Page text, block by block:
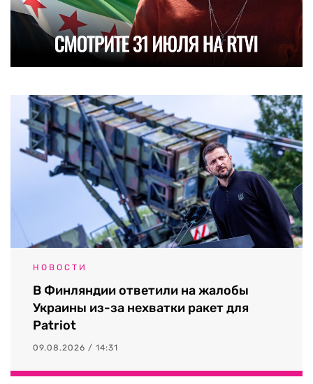
НОВОСТИ
В Финляндии ответили на жалобы
Украины из-за нехватки ракет для
Patriot
09.08.2026 / 14:31